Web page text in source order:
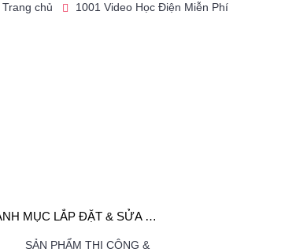
Trang chủ 1001 Video Học Điện Miễn Phí
DANH MỤC LẮP ĐẶT & SỬA CHỮA
SẢN PHẨM THI CÔNG &